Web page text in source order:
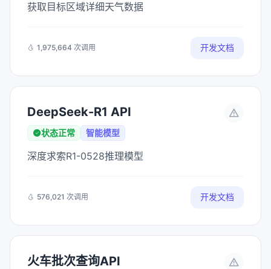
获取目标区域详细天气数据
1,975,664 次调用 开发文档
DeepSeek-R1 API
状态正常 智能模型
深度求索R1-0528推理模型
576,021 次调用 开发文档
火车批次查询API